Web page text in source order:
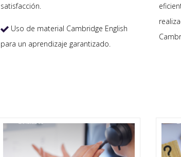
satisfacción.
 Uso de material Cambridge English
para un aprendizaje garantizado.